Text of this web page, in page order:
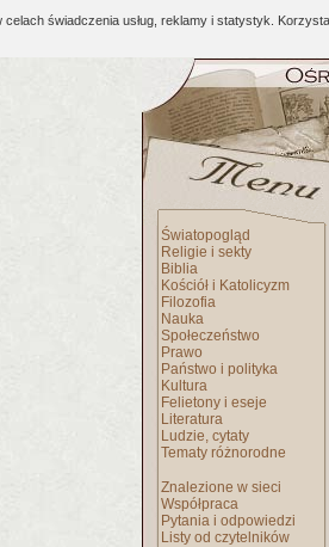
świadczenia usług, reklamy i statystyk.
Światopogląd
Religie i sekty
Biblia
Kościół i Katolicyzm
Filozofia
Nauka
Społeczeństwo
Prawo
Państwo i polityka
Kultura
Felietony i eseje
Literatura
Ludzie, cytaty
Tematy różnorodne
Znalezione w sieci
Współpraca
Pytania i odpowiedzi
Listy od czytelników